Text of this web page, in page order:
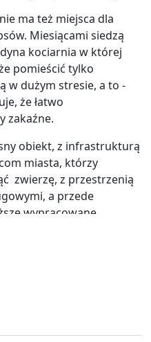
ma też miejsca dla
Miesiącami siedzą
kociarnia w której
pomieścić tylko
w dużym stresie, a to -
że łatwo
zakaźne.
obiekt, z infrastrukturą
miasta, którzy
zwierzę, z przestrzenią
a przede
wypracowane
stać się kolejnym